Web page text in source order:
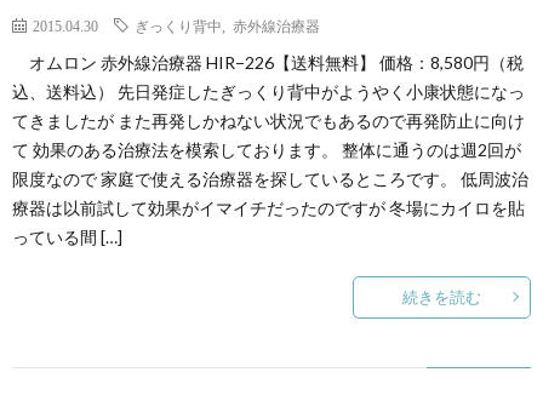
2015.04.30 ぎっくり背中 赤外線治療器
オムロン 赤外線治療器 HIR−226【送料無料】 価格：8,580円（税
込、送料込） 先日発症したぎっくり背中がようやく小康状態になっ
てきましたが また再発しかねない状況でもあるので再発防止に向け
て 効果のある治療法を模索しております。 整体に通うのは週2回が
限度なので 家庭で使える治療器を探しているところです。 低周波治
療器は以前試して効果がイマイチだったのですが 冬場にカイロを貼
っている間 […]
続きを読む